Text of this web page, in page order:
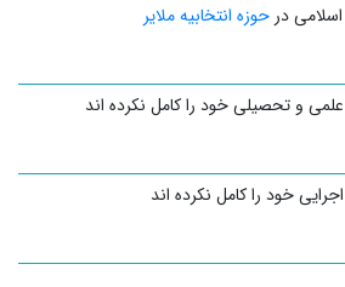
در حوزه انتخابیه ملایر
و تحصیلی خود را کامل نکرده اند
خود را کامل نکرده اند